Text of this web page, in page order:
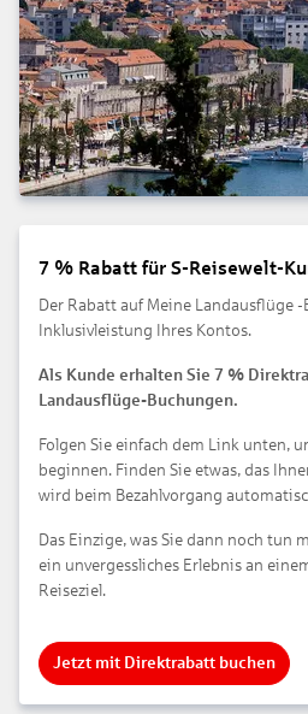
7 % Rabatt für S-Reisewelt-
Der Rabatt auf Meine Landausflüge
Inklusivleistung Ihres Kontos.
Als Kunde erhalten Sie 7 %
Landausflüge-Buchungen.
Folgen Sie einfach dem Link unten,
beginnen. Finden Sie etwas, das
wird beim Bezahlvorgang
Das Einzige, was Sie dann noch tun
ein unvergessliches Erlebnis an
Reiseziel.
Jetzt mit Direktrabatt buchen